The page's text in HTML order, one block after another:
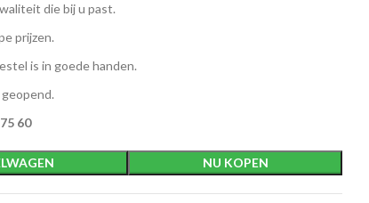
die bij u past.
prijzen.
is in goede handen.
60
NU KOPEN